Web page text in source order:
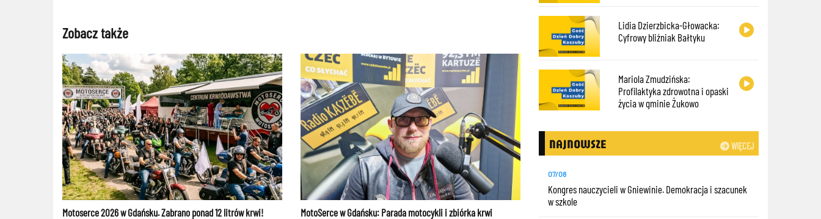
Zobacz także
Motoserce 2026 w Gdańsku. Zabrano ponad 12 litrów krwi! MotoSerce w Gdańsku: Parada motocykli i zbiórka krwi
Lidia Dzierzbicka-Głowacka:
Cyfrowy bliźniak Bałtyku
Mariola Zmudzińska:
Profilaktyka zdrowotna i opaski
życia w gminie Żukowo
WIĘCEJ
NAJNOWSZE
07/08
Kongres nauczycieli w Gniewinie. Demokracja i szacunek
w szkole